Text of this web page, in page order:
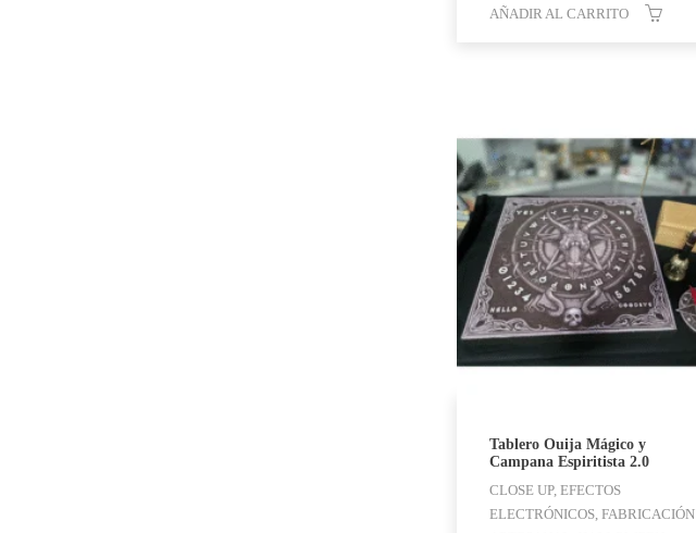
AÑADIR AL CARRITO
Tablero Ouija Mágico y
Campana Espiritista 2.0
CLOSE UP, EFECTOS
ELECTRÓNICOS, FABRICACIÓN